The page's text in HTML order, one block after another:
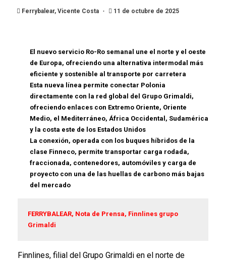
Ferrybalear, Vicente Costa 11 de octubre de 2025
El nuevo servicio Ro-Ro semanal une el norte y el oeste
de Europa, ofreciendo una alternativa intermodal más
eficiente y sostenible al transporte por carretera
Esta nueva línea permite conectar Polonia
directamente con la red global del Grupo Grimaldi,
ofreciendo enlaces con Extremo Oriente, Oriente
Medio, el Mediterráneo, África Occidental, Sudamérica
y la costa este de los Estados Unidos
La conexión, operada con los buques híbridos de la
clase Finneco, permite transportar carga rodada,
fraccionada, contenedores, automóviles y carga de
proyecto con una de las huellas de carbono más bajas
del mercado
FERRYBALEAR, Nota de Prensa, Finnlines grupo
Grimaldi
Finnlines, filial del Grupo Grimaldi en el norte de